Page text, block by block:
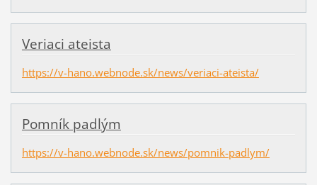
Veriaci ateista
https://v-hano.webnode.sk/news/veriaci-ateista/
Pomník padlým
https://v-hano.webnode.sk/news/pomnik-padlym/